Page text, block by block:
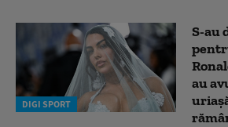
DIGI SPORT
S-au
au